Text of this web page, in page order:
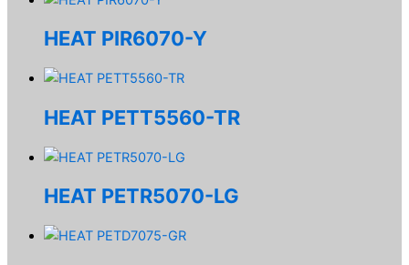
HEAT PIR6070-Y
HEAT PETT5560-TR
HEAT PETR5070-LG